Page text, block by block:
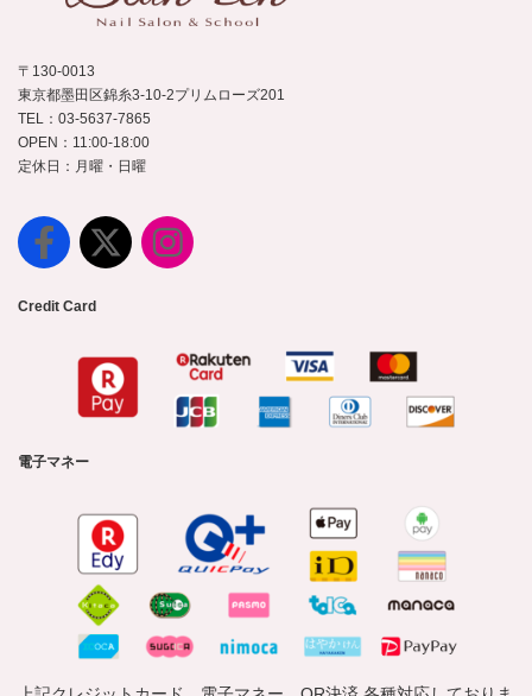
〒130-0013
東京都墨田区錦糸3-10-2プリムローズ201
TEL：03-5637-7865
OPEN：11:00-18:00
定休日：月曜・日曜
Credit Card
電子マネー